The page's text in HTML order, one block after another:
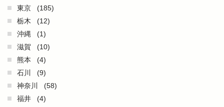
東京
(185)
栃木
(12)
沖縄
(1)
滋賀
(10)
熊本
(4)
石川
(9)
神奈川
(58)
福井
(4)